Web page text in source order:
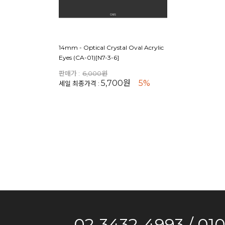
14mm - Optical Crystal Oval Acrylic
Eyes (CA-01)[N7-3-6]
판매가 : 6,000원
세일 최종가격 : 5,700원 5%